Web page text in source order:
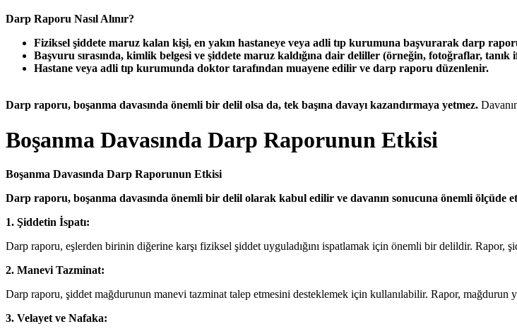
Darp Raporu Nasıl Alınır?
Fiziksel şiddete maruz kalan kişi, en yakın hastaneye veya adli tıp kurumuna başvurarak darp
Başvuru sırasında, kimlik belgesi ve şiddete maruz kaldığına dair deliller (örneğin, fotoğraflar, tanık
Hastane veya adli tıp kurumunda doktor tarafından muayene edilir ve darp raporu düzenlenir.
Darp raporu, boşanma davasında önemli bir delil olsa da, tek başına davayı kazandırmaya yetmez.
Boşanma Davasında Darp Raporunun Etkisi
Boşanma Davasında Darp Raporunun Etkisi
Darp raporu, boşanma davasında önemli bir delil olarak kabul edilir ve davanın sonucuna önemli ölçüde
1. Şiddetin İspatı:
Darp raporu, eşlerden birinin diğerine karşı fiziksel şiddet uyguladığını ispatlamak için önemli bir delildir. Rapor,
2. Manevi Tazminat:
Darp raporu, şiddet mağdurunun manevi tazminat talep etmesini desteklemek için kullanılabilir. Rapor, mağdurun
3. Velayet ve Nafaka: